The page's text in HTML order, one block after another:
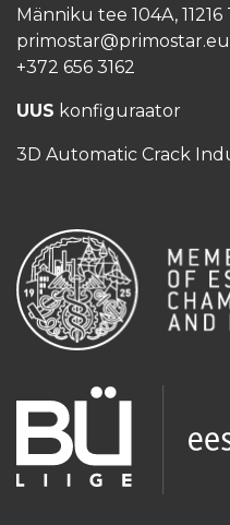
Männiku tee 104A,
primostar@primostar.eu
+372 656 3162
UUS konfiguraator
3D Automatic Crack